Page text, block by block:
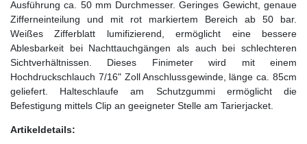
Ausführung ca. 50 mm Durchmesser. Geringes Gewicht, genaue
Zifferneinteilung und mit rot markiertem Bereich ab 50 bar.
Weißes Zifferblatt lumifizierend, ermöglicht eine bessere
Ablesbarkeit bei Nachttauchgängen als auch bei schlechteren
Sichtverhältnissen. Dieses Finimeter wird mit einem
Hochdruckschlauch 7/16" Zoll Anschlussgewinde, länge ca. 85cm
geliefert. Halteschlaufe am Schutzgummi ermöglicht die
Befestigung mittels Clip an geeigneter Stelle am Tarierjacket.
Artikeldetails: